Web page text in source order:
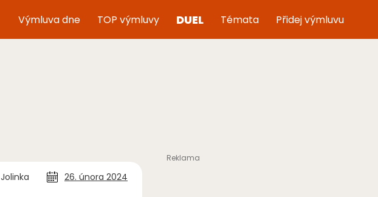
Výmluva dne TOP výmluvy DUEL Témata Přidej výmluvu
Jolinka 26. února 2024